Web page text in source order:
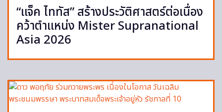
“แจ็ค ไททัส” สร้างประวัติศาสตร์ต่อเนื่อง
คว้าตำแหน่ง Mister Supranational
Asia 2026